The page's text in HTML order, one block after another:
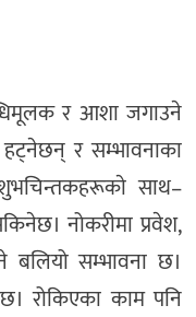
र आशा जगाउने
र सम्भावनाका
साथ–
नोकरीमा प्रवेश,
बलियो सम्भावना छ।
रोकिएका काम पनि